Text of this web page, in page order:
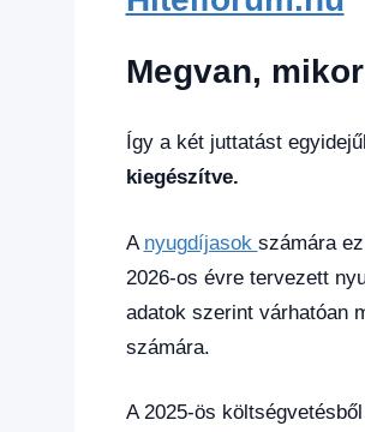
2025
Megvan,
Így a két juttatást
kiegészítve.
A nyugdíjasok számára
2026-os évre tervezett
adatok szerint várhatóan
számára.
A 2025-ös